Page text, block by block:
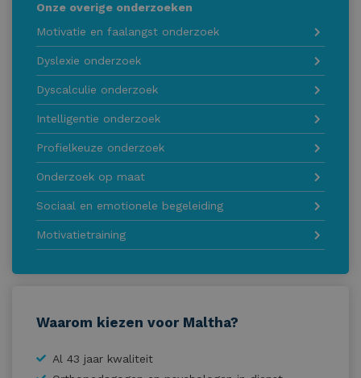
Onze overige onderzoeken
Motivatie en faalangst onderzoek
Dyslexie onderzoek
Dyscalculie onderzoek
Intelligentie onderzoek
Profielkeuze onderzoek
Onderzoek op maat
Sociaal en emotionele begeleiding
Motivatietraining
Waarom kiezen voor Maltha?
Al 43 jaar kwaliteit